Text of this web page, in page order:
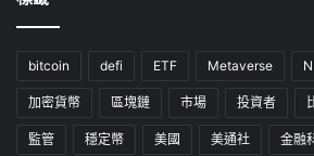
bitcoin defi ETF Metaverse
加密貨幣 區塊鏈 市場 投資者
監管 穩定幣 美國 美通社 金融